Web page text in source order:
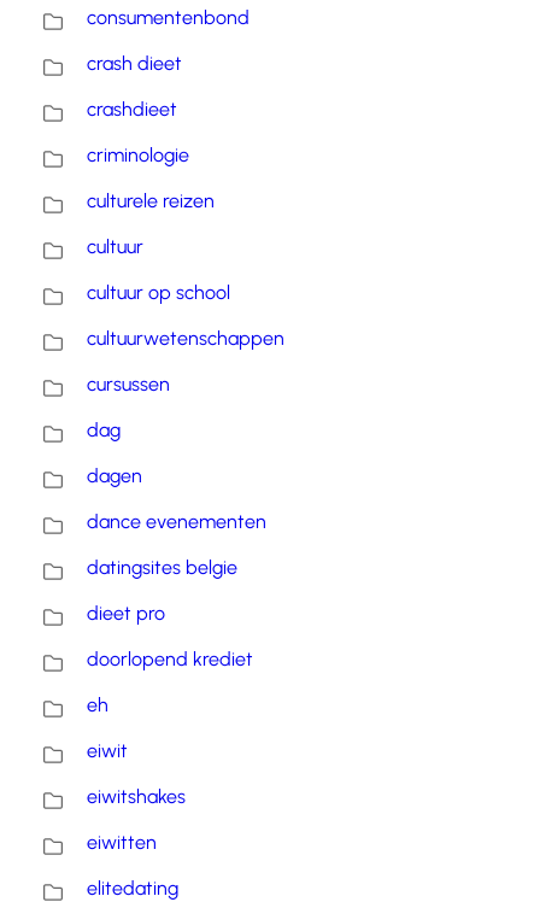
consumentenbond
crash dieet
crashdieet
criminologie
culturele reizen
cultuur
cultuur op school
cultuurwetenschappen
cursussen
dag
dagen
dance evenementen
datingsites belgie
dieet pro
doorlopend krediet
eh
eiwit
eiwitshakes
eiwitten
elitedating